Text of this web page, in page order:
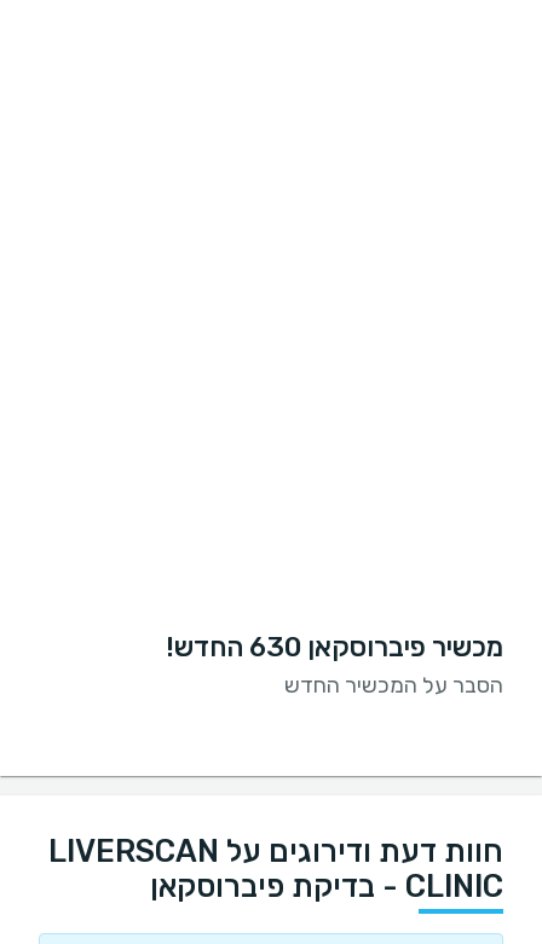
מכשיר פיברוסקאן 630 החדש!
הסבר על המכשיר החדש
חוות דעת ודירוגים על LIVERSCAN
CLINIC - בדיקת פיברוסקאן